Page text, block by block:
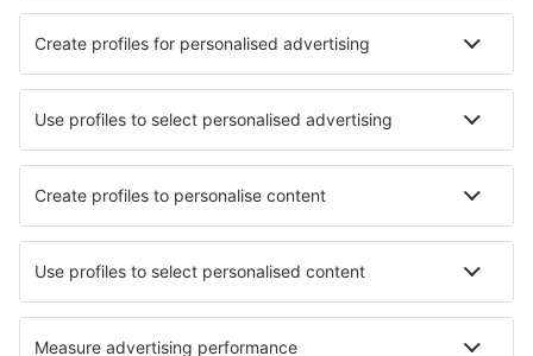
Hotels in Sanary Sur Mer
Die besten Hotels - Städte
Hotels in Trebsen Hotels in San Clodio
Hotels in Millersburg Hotels in Alocen Hotels Southrey
Hotels in Clear Lake Hotels in Wąsowo
Hotels in Bloemendaal